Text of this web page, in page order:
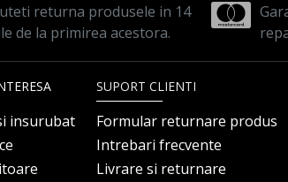
returna produsele in 14
de la primirea acestora.
insurubat
SUPORT CLIENTI
Formular returnare produs
Intrebari frecvente
Livrare si returnare